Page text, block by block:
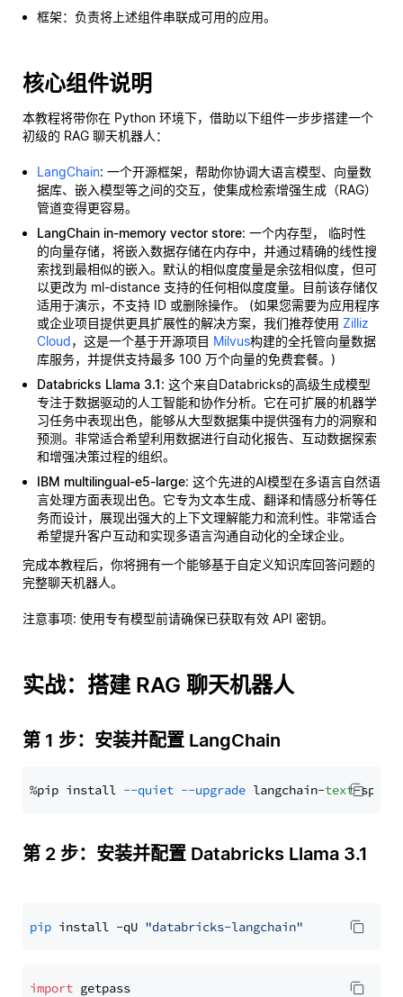
框架：负责将上述组件串联成可用的应用。
核心组件说明
本教程将带你在 Python 环境下，借助以下组件一步步搭建一个
初级的 RAG 聊天机器人：
LangChain: 一个开源框架，帮助你协调大语言模型、向量数
据库、嵌入模型等之间的交互，使集成检索增强生成（RAG）
管道变得更容易。
LangChain in-memory vector store: 一个内存型， 临时性
的向量存储，将嵌入数据存储在内存中，并通过精确的线性搜
索找到最相似的嵌入。默认的相似度度量是余弦相似度，但可
以更改为 ml-distance 支持的任何相似度度量。目前该存储仅
适用于演示，不支持 ID 或删除操作。 (如果您需要为应用程序
或企业项目提供更具扩展性的解决方案，我们推荐使用 Zilliz
Cloud，这是一个基于开源项目 Milvus构建的全托管向量数据
库服务，并提供支持最多 100 万个向量的免费套餐。)
Databricks Llama 3.1: 这个来自Databricks的高级生成模型
专注于数据驱动的人工智能和协作分析。它在可扩展的机器学
习任务中表现出色，能够从大型数据集中提供强有力的洞察和
预测。非常适合希望利用数据进行自动化报告、互动数据探索
和增强决策过程的组织。
IBM multilingual-e5-large: 这个先进的AI模型在多语言自然语
言处理方面表现出色。它专为文本生成、翻译和情感分析等任
务而设计，展现出强大的上下文理解能力和流利性。非常适合
希望提升客户互动和实现多语言沟通自动化的全球企业。
完成本教程后，你将拥有一个能够基于自定义知识库回答问题的
完整聊天机器人。
注意事项: 使用专有模型前请确保已获取有效 API 密钥。
实战：搭建 RAG 聊天机器人
第 1 步：安装并配置 LangChain
%pip install --quiet --upgrade langchain-text
第 2 步：安装并配置 Databricks Llama 3.1
pip install -qU "databricks-langchain"
import